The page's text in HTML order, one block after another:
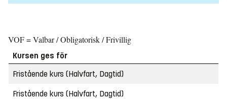
VOF = Valbar / Obligatorisk / Frivillig
Kursen ges för
Fristående kurs (Halvfart, Dagtid)
Fristående kurs (Halvfart, Dagtid)